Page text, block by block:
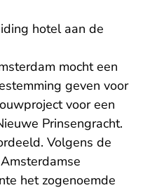
hotel aan de
mocht een
geven voor
voor een
Prinsengracht.
Volgens de
het zogenoemde